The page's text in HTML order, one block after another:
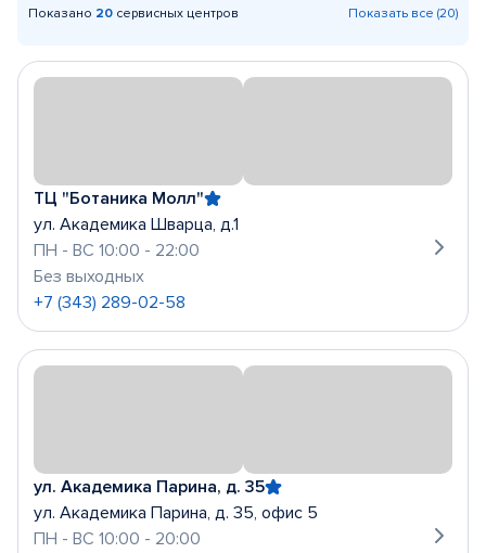
Показано 20 сервисных центров Показать все (20)
ТЦ "Ботаника Молл"
ул. Академика Шварца, д.1
ПН - ВС 10:00 - 22:00
Без выходных
+7 (343) 289-02-58
ул. Академика Парина, д. 35
ул. Академика Парина, д. 35, офис 5
ПН - ВС 10:00 - 20:00